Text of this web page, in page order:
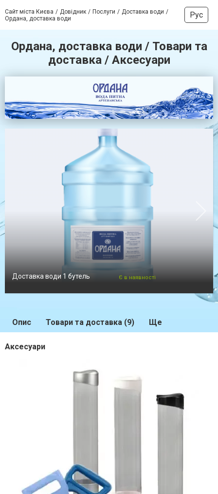
Сайт міста Києва Довідник Послуги
Доставка води
Ордана, доставка води
Рус
Ордана, доставка води / Товари та
доставка / Аксесуари
Доставка води 1 бутель Є в наявності
Опис Товари та доставка (9) Ще
Аксесуари